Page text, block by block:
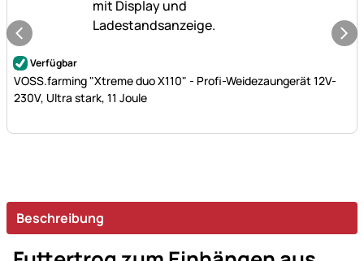
Noch keine Bewertungen abgegeben
Verfügbar
VOSS.farming "Xtreme duo X110" - Profi-Weidezaungerät 12V-
230V, Ultra stark, 11 Joule
Beschreibung